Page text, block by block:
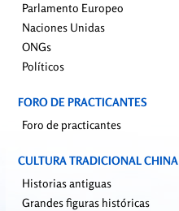
Parlamento Europeo
Naciones Unidas
ONGs
Políticos
FORO DE PRACTICANTES
Foro de practicantes
CULTURA TRADICIONAL CHINA
Historias antiguas
Grandes figuras históricas